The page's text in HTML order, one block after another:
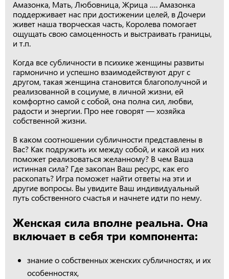
Амазонка, Мать, Любовница, Жрица …. Амазонка
поддерживает нас при достижении целей, в Дочери
живет наша творческая часть, Королева помогает
ощущать свою самоценность и выстраивать границы,
и т.п.
Когда все субличности в психике женщины развиты
гармонично и успешно взаимодействуют друг с
другом, такая женщина становится благополучной и
реализованной в социуме, в личной жизни, ей
комфортно самой с собой, она полна сил, любви,
радости и энергии. Про нее говорят — хозяйка
собственной жизни.
В каком соотношении субличности представлены в
Вас? Как подружить их между собой, и какой из них
поможет реализоваться желанному? В чем Ваша
истинная сила? Где закопан Ваш ресурс, как его
раскопать? Игра поможет найти ответы на эти и
другие вопросы. Вы увидите Ваш индивидуальный
путь собственного счастья и начнете идти по нему.
Женская сила вполне реальна. Она
включает в себя три компонента:
знание о собственных женских субличностях, и их
особенностях,